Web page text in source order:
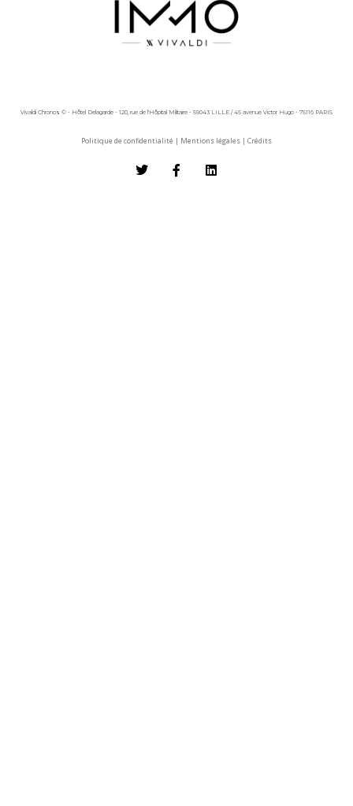
Vivaldi Chronos © - Hôtel Delagarde - 120, rue de l'Hôpital Militaire - 59043 LILLE / 45 avenue Victor Hugo - 75116 PARIS
Politique de confidentialité | Mentions légales | Crédits